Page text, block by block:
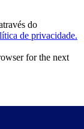
do
de privacidade.
for the next